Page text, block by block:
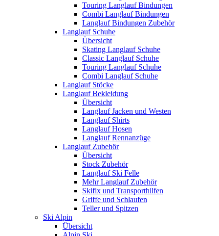
Touring Langlauf Bindungen
Combi Langlauf Bindungen
Langlauf Bindungen Zubehör
Langlauf Schuhe
Übersicht
Skating Langlauf Schuhe
Classic Langlauf Schuhe
Touring Langlauf Schuhe
Combi Langlauf Schuhe
Langlauf Stöcke
Langlauf Bekleidung
Übersicht
Langlauf Jacken und Westen
Langlauf Shirts
Langlauf Hosen
Langlauf Rennanzüge
Langlauf Zubehör
Übersicht
Stock Zubehör
Langlauf Ski Felle
Mehr Langlauf Zubehör
Skifix und Transporthilfen
Griffe und Schlaufen
Teller und Spitzen
Ski Alpin
Übersicht